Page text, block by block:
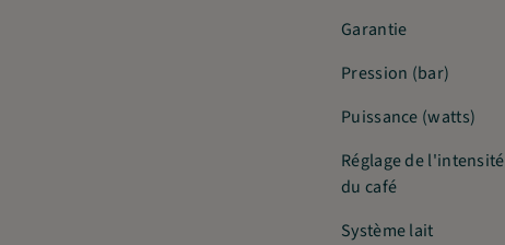
Garantie
Pression (bar)
Puissance (watts)
Réglage de l'intensité
du café
Système lait